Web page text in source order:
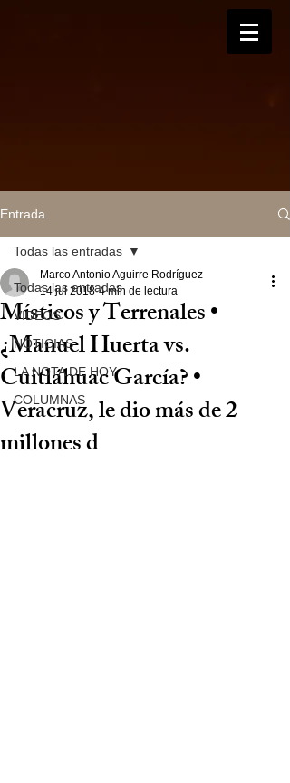
Entrada
Todas las entradas
VIDEOS
NOTICIAS
LA NOTA DE HOY
COLUMNAS
Todas las entradas
Místicos y Terrenales •
¿Manuel Huerta vs.
Cuitláhuac García? •
Veracruz, le dio más de 2
millones d
Marco Antonio Aguirre Rodríguez
14 jul 2018 4 min de lectura